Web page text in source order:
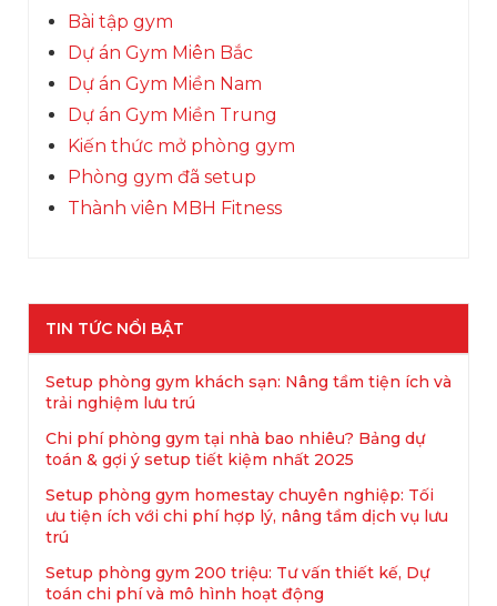
Bài tập gym
Dự án Gym Miên Bắc
Dự án Gym Miền Nam
Dự án Gym Miền Trung
Kiến thức mở phòng gym
Phòng gym đã setup
Thành viên MBH Fitness
TIN TỨC NỔI BẬT
Setup phòng gym khách sạn: Nâng tầm tiện ích và
trải nghiệm lưu trú
Chi phí phòng gym tại nhà bao nhiêu? Bảng dự
toán & gợi ý setup tiết kiệm nhất 2025
Setup phòng gym homestay chuyên nghiệp: Tối
ưu tiện ích với chi phí hợp lý, nâng tầm dịch vụ lưu
trú
Setup phòng gym 200 triệu: Tư vấn thiết kế, Dự
toán chi phí và mô hình hoạt động